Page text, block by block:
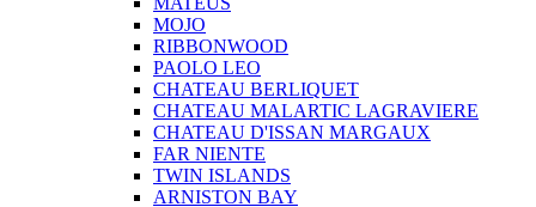
MOJO
RIBBONWOOD
PAOLO LEO
CHATEAU BERLIQUET
CHATEAU MALARTIC LAGRAVIERE
CHATEAU D'ISSAN MARGAUX
FAR NIENTE
TWIN ISLANDS
ARNISTON BAY